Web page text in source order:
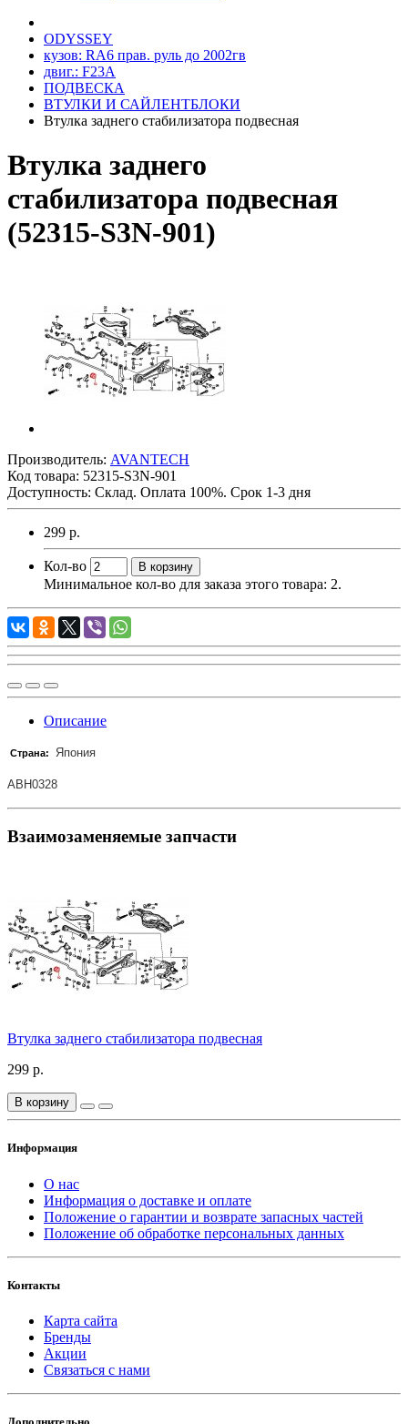
ODYSSEY
кузов: RA6 прав. руль до 2002гв
двиг.: F23A
ПОДВЕСКА
ВТУЛКИ И САЙЛЕНТБЛОКИ
Втулка заднего стабилизатора подвесная
Втулка заднего
стабилизатора подвесная
(52315-S3N-901)
Производитель: AVANTECH
Код товара: 52315-S3N-901
Доступность: Склад. Оплата 100%. Срок 1-3 дня
299 р.
Кол-во В корзину
Минимальное кол-во для заказа этого товара: 2.
Описание
Страна: Япония
ABH0328
Взаимозаменяемые запчасти
Втулка заднего стабилизатора подвесная
299 р.
В корзину
Информация
О нас
Информация о доставке и оплате
Положение о гарантии и возврате запасных частей
Положение об обработке персональных данных
Контакты
Карта сайта
Бренды
Акции
Связаться с нами